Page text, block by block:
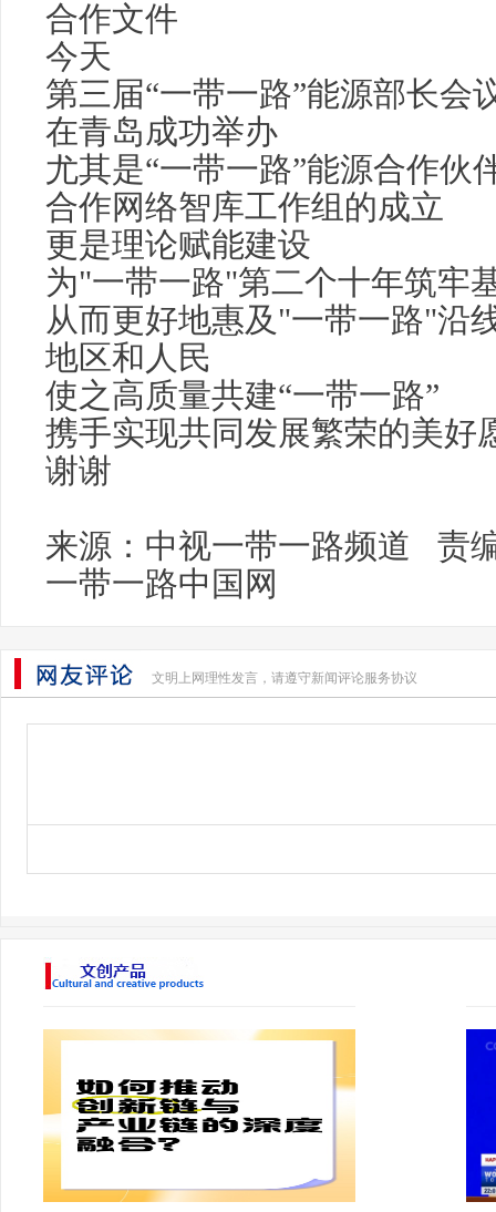
合作文件
今天
第三届“一带一路”能源部长会
在青岛成功举办
尤其是“一带一路”能源合作伙
合作网络智库工作组的成立
更是理论赋能建设
为"一带一路"第二个十年筑牢
从而更好地惠及"一带一路"沿
地区和人民
使之高质量共建“一带一路”
携手实现共同发展繁荣的美好
谢谢
来源：中视一带一路频道 责
一带一路中国网